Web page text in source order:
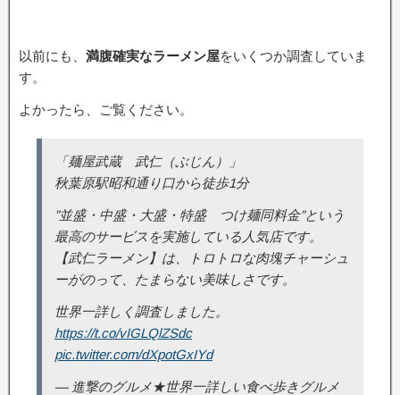
以前にも、 満腹確実なラーメン屋をいくつか調査していま
す。
よかったら、ご覧ください。
「麺屋武蔵 武仁（ぶじん）」
秋葉原駅昭和通り口から徒歩1分
”並盛・中盛・大盛・特盛 つけ麺同料金”という
最高のサービスを実施している人気店です。
【武仁ラーメン】は、トロトロな肉塊チャーシュ
ーがのって、たまらない美味しさです。
世界一詳しく調査しました。
https://t.co/vIGLQlZSdc
pic.twitter.com/dXpotGxIYd
— 進撃のグルメ★世界一詳しい食べ歩きグルメ